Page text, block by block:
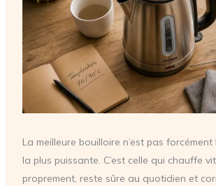
La meilleure bouilloire n’est pas
la plus puissante. C’est celle qui chauffe
proprement, reste sûre au quotidien et